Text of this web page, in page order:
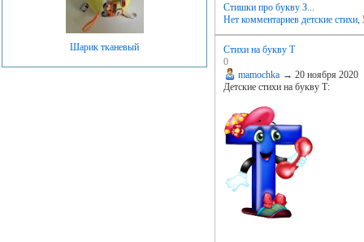
Шарик тканевый
Стишки про букву З...
Нет комментариев детские стихи,
Стихи на букву Т
0
mamochka → 20 ноября 2020
Детские стихи на букву Т: